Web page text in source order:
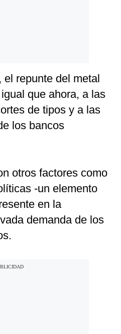
repunte del metal
que ahora, a las
de tipos y a las
los bancos
otros factores como
-un elemento
en la
demanda de los